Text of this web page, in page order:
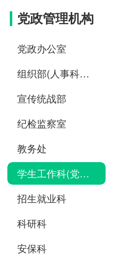
党政管理机构
党政办公室
组织部(人事科、党委教师工作部)
宣传统战部
纪检监察室
教务处
学生工作科(党委学生工作部)
招生就业科
科研科
安保科